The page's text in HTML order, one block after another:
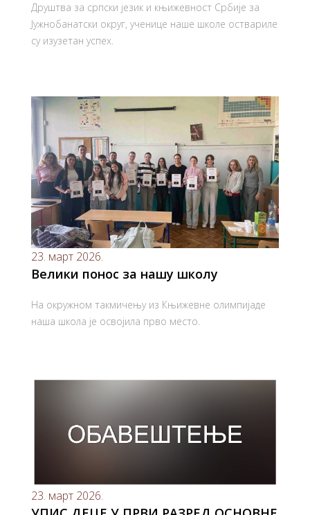
Друштва за српски језик и књижевност Србије за
Јужнобанатски округ, ученице наше школе оствариле
су изузетан успех.
23. март 2026.
Велики понос за нашу школу
На окружном такмичењу из Књижевне олимпијаде
наша школа је освојила прво место.
23. март 2026.